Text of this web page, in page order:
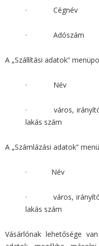
· Cégnév
· Adószám
A „Szállítási adatok”
· Név
· város,
lakás szám
A „Számlázási adatok”
· Név
· város,
lakás szám
Vásárlónak lehetősége